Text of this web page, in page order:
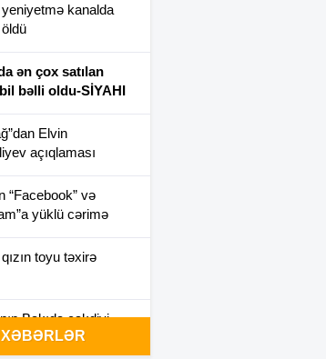
yeniyetmə kanalda
ən çox satılan
bəlli oldu-SİYAHI
Elvin
açıqlaması
“Facebook” və
yüklü cərimə
toyu təxirə
Bakıda çəkdiyi
Azərbaycan 1
XƏBƏRLƏR